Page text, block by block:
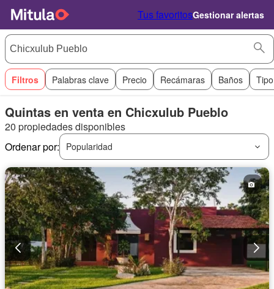
Tus favoritosGestionar alertas
Filtros Palabras clave Precio Recámaras Baños
Quintas en venta en Chicxulub Pueblo
20 propiedades disponibles
Ordenar por:
Popularidad